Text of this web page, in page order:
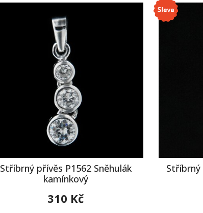
Stříbrný přívěs P1562 Sněhulák
kamínkový
310 Kč
Stříbrný